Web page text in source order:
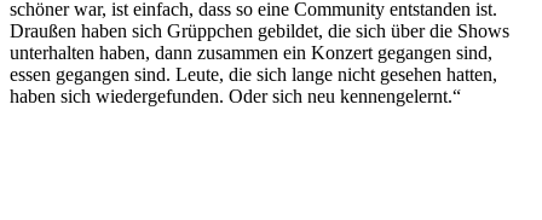
schöner war, ist einfach, dass so eine Community entstanden ist.
Draußen haben sich Grüppchen gebildet, die sich über die Shows
unterhalten haben, dann zusammen ein Konzert gegangen sind,
essen gegangen sind. Leute, die sich lange nicht gesehen hatten,
haben sich wiedergefunden. Oder sich neu kennengelernt.“